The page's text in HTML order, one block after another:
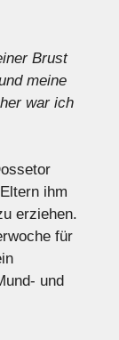
Brust
meine
war ich
ihm
erziehen.
für
und